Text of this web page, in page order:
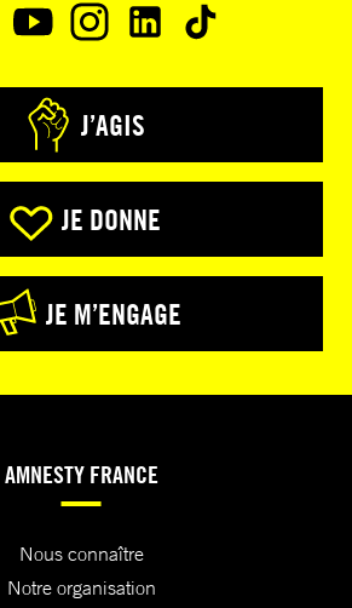
J’AGIS
JE DONNE
JE M’ENGAGE
AMNESTY FRANCE
Nous connaître
Notre organisation